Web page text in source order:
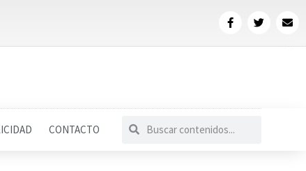
CONTACTO